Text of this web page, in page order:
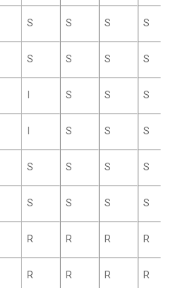
S S S S
S S S S
S S S
S S S
S S S S
S S S S
R R R R
R R R R